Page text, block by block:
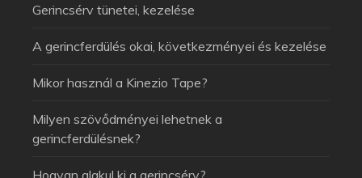
Gerincsérv tünetei, kezelése
A gerincferdülés okai, következményei és kezelése
Mikor használ a Kinezio Tape?
Milyen szövődményei lehetnek a
gerincferdülésnek?
Hogyan alakul ki a gerincsérv?